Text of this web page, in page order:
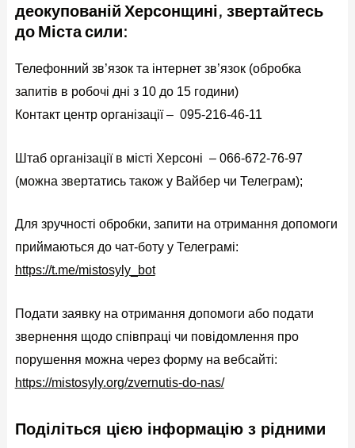
деокупованій Херсонщині, звертайтесь
до Міста сили:
Телефонний зв’язок та інтернет зв’язок (обробка
запитів в робочі дні з 10 до 15 години)
Контакт центр організації – 095-216-46-11
Штаб організації в місті Херсоні – 066-672-76-97
(можна звертатись також у Вайбер чи Телеграм);
Для зручності обробки, запити на отримання допомоги
приймаються до чат-боту у Телеграмі:
https://t.me/mistosyly_bot
Подати заявку на отримання допомоги або подати
звернення щодо співпраці чи повідомлення про
порушення можна через форму на вебсайті:
https://mistosyly.org/zvernutis-do-nas/
Поділіться цією інформацію з рідними